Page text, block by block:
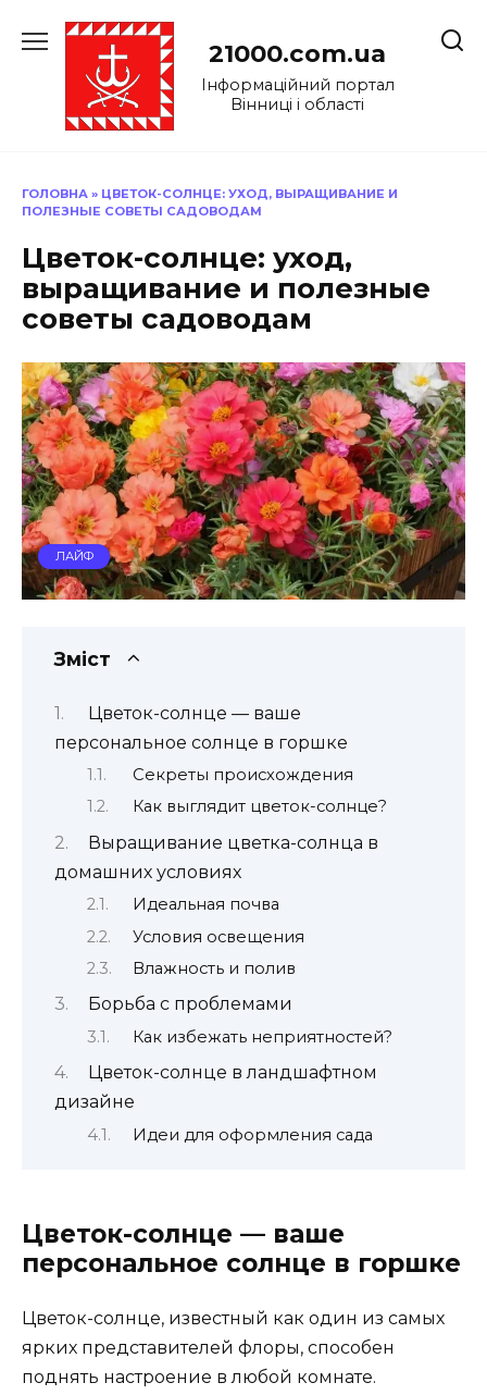
до
21000.com.ua
Інформаційний портал
Вінниці і області
ГОЛОВНА » ЦВЕТОК-СОЛНЦЕ: УХОД, ВЫРАЩИВАНИЕ И
ПОЛЕЗНЫЕ СОВЕТЫ САДОВОДАМ
Цветок-солнце: уход,
выращивание и полезные
советы садоводам
ЛАЙФ
Зміст
Цветок-солнце — ваше
персональное солнце в горшке
Секреты происхождения
Как выглядит цветок-солнце?
Выращивание цветка-солнца в
домашних условиях
Идеальная почва
Условия освещения
Влажность и полив
Борьба с проблемами
Как избежать неприятностей?
Цветок-солнце в ландшафтном
дизайне
Идеи для оформления сада
Цветок-солнце — ваше
персональное солнце в горшке
Цветок-солнце, известный как один из самых
ярких представителей флоры, способен
поднять настроение в любой комнате.